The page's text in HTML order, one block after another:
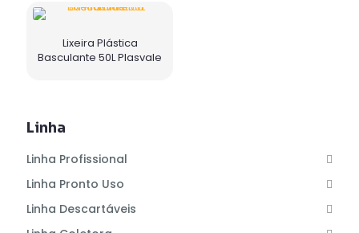
Lixeira Plástica
Basculante 50L Plasvale
Linha
Linha Profissional
Linha Pronto Uso
Linha Descartáveis